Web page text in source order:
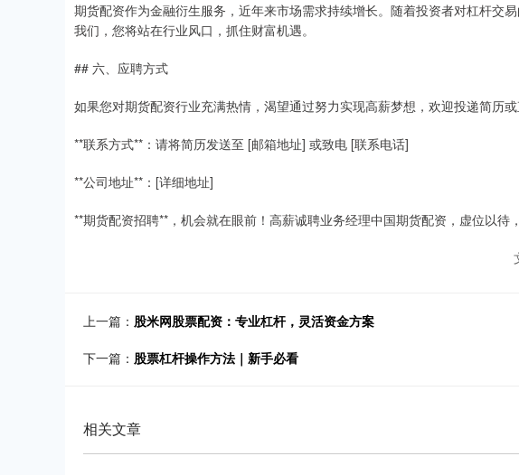
期货配资作为金融衍生服务，近年来市场需求持续增长。随着投资者对杠杆交
我们，您将站在行业风口，抓住财富机遇。
## 六、应聘方式
如果您对期货配资行业充满热情，渴望通过努力实现高薪梦想，欢迎投递简历
**联系方式**：请将简历发送至 [邮箱地址] 或致电 [联系电话]
**公司地址**：[详细地址]
**期货配资招聘**，机会就在眼前！高薪诚聘业务经理中国期货配资，虚位以待
上一篇： 股米网股票配资：专业杠杆，灵活资金方案
下一篇： 股票杠杆操作方法｜新手必看
相关文章